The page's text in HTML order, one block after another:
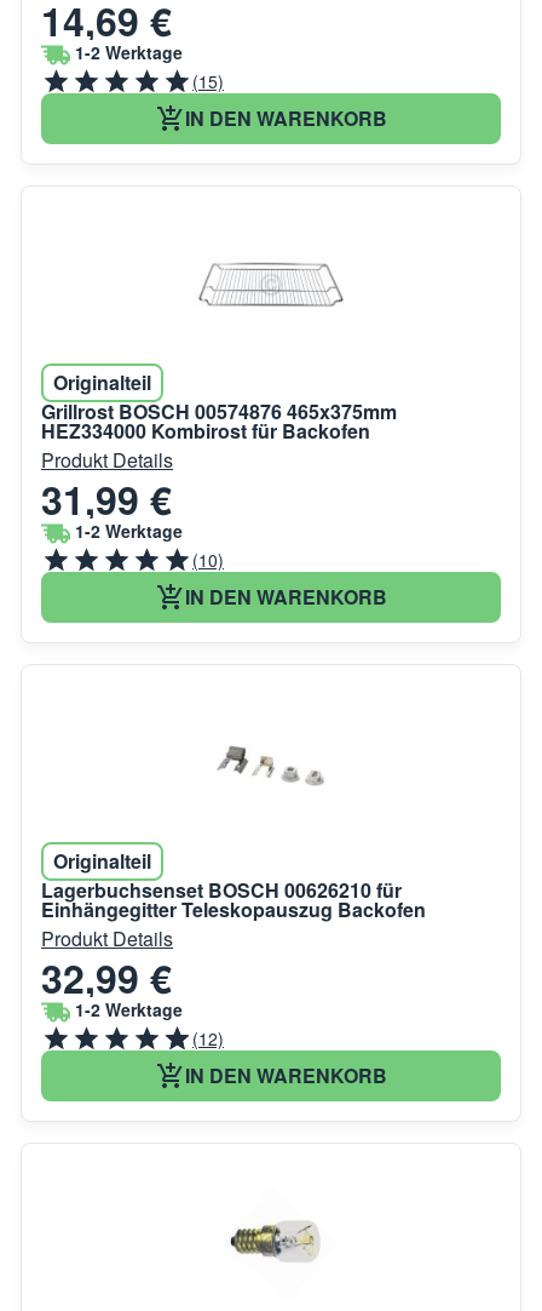
14,69 €
1-2 Werktage
(15)
IN DEN WARENKORB
Originalteil
Grillrost BOSCH 00574876 465x375mm
HEZ334000 Kombirost für Backofen
Produkt Details
31,99 €
1-2 Werktage
(10)
IN DEN WARENKORB
Originalteil
Lagerbuchsenset BOSCH 00626210 für
Einhängegitter Teleskopauszug Backofen
Produkt Details
32,99 €
1-2 Werktage
(12)
IN DEN WARENKORB